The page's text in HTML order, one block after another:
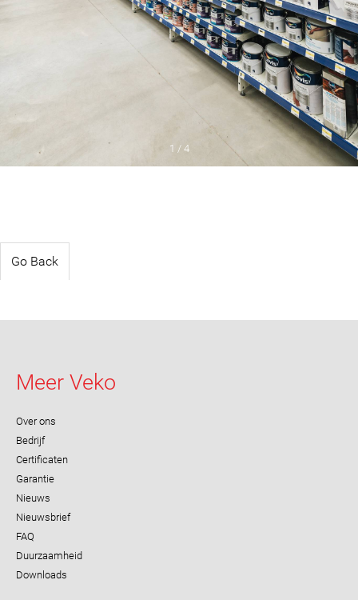
1 / 4
Go Back
Meer Veko
Over ons
Bedrijf
Certificaten
Garantie
Nieuws
Nieuwsbrief
FAQ
Duurzaamheid
Downloads